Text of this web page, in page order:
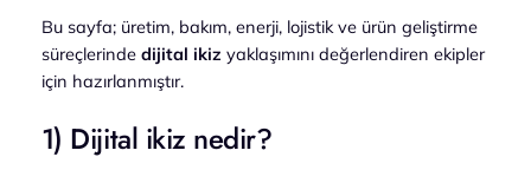
Bu sayfa; üretim, bakım, enerji, lojistik ve ürün geliştirme
süreçlerinde dijital ikiz yaklaşımını değerlendiren ekipler
için hazırlanmıştır.
1) Dijital ikiz nedir?